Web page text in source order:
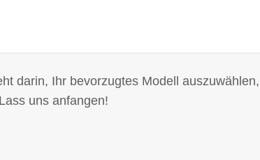
darin, Ihr bevorzugtes Modell
uns anfangen!